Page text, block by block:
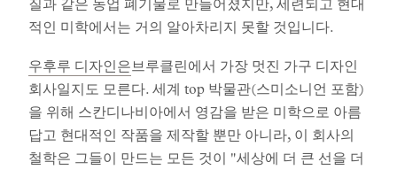
질과 같은 농업 폐기물로 만들어졌지만, 세련되고 현대
적인 미학에서는 거의 알아차리지 못할 것입니다.
우후루 디자인은브루클린에서 가장 멋진 가구 디자인
회사일지도 모른다. 세계 top 박물관(스미소니언 포함)
을 위해 스칸디나비아에서 영감을 받은 미학으로 아름
답고 현대적인 작품을 제작할 뿐만 아니라, 이 회사의
철학은 그들이 만드는 모든 것이 "세상에 더 큰 선을 더